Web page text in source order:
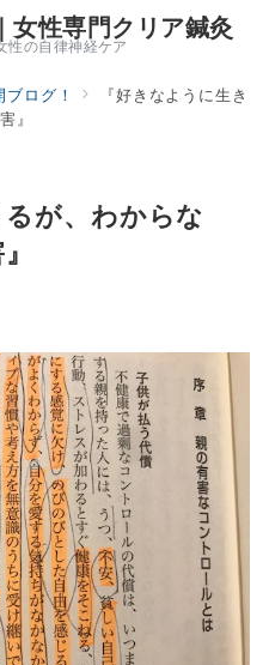
女性専門クリア鍼灸
性の自律神経ケア
ログ！
『好きなように生き
』
るが、わからな